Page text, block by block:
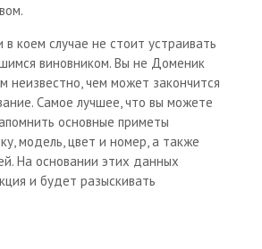
в коем случае не стоит устраивать
виновником. Вы не Доменик
неизвестно, чем может закончится
Самое лучшее, что вы можете
основные приметы
модель, цвет и номер, а также
На основании этих данных
и будет разыскивать